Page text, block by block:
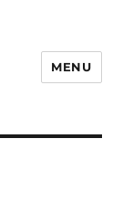
MENU